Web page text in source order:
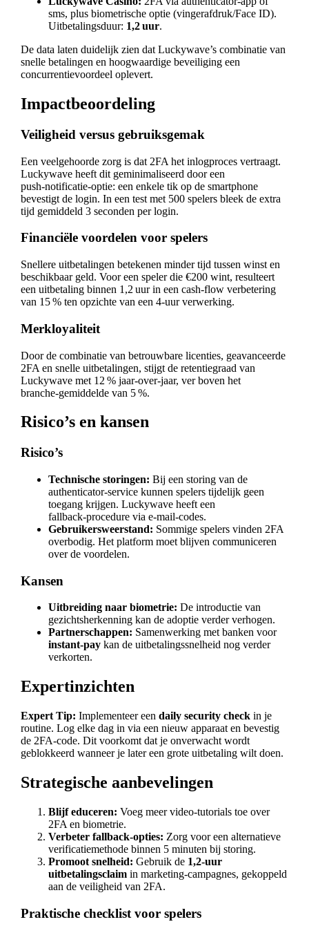
sms, plus biometrische optie (vingerafdruk/Face ID).
Uitbetalingsduur: 1,2 uur.
De data laten duidelijk zien dat Luckywave’s combinatie van
snelle betalingen en hoogwaardige beveiliging een
concurrentievoordeel oplevert.
Impactbeoordeling
Veiligheid versus gebruiksgemak
Een veelgehoorde zorg is dat 2FA het inlogproces vertraagt.
Luckywave heeft dit geminimaliseerd door een
push‑notificatie‑optie: een enkele tik op de smartphone
bevestigt de login. In een test met 500 spelers bleek de extra
tijd gemiddeld 3 seconden per login.
Financiële voordelen voor spelers
Snellere uitbetalingen betekenen minder tijd tussen winst en
beschikbaar geld. Voor een speler die €200 wint, resulteert
een uitbetaling binnen 1,2 uur in een cash‑flow verbetering
van 15 % ten opzichte van een 4‑uur verwerking.
Merkloyaliteit
Door de combinatie van betrouwbare licenties, geavanceerde
2FA en snelle uitbetalingen, stijgt de retentiegraad van
Luckywave met 12 % jaar‑over‑jaar, ver boven het
branche‑gemiddelde van 5 %.
Risico’s en kansen
Risico’s
Technische storingen: Bij een storing van de
authenticator‑service kunnen spelers tijdelijk geen
toegang krijgen. Luckywave heeft een
fallback‑procedure via e‑mail‑codes.
Gebruikersweerstand: Sommige spelers vinden 2FA
overbodig. Het platform moet blijven communiceren
over de voordelen.
Kansen
Uitbreiding naar biometrie: De introductie van
gezichtsherkenning kan de adoptie verder verhogen.
Partnerschappen: Samenwerking met banken voor
instant‑paykan de uitbetalingssnelheid nog verder
verkorten.
Expertinzichten
Expert Tip: Implementeer een daily security checkin je
routine. Log elke dag in via een nieuw apparaat en bevestig
de 2FA‑code. Dit voorkomt dat je onverwacht wordt
geblokkeerd wanneer je later een grote uitbetaling wilt doen.
Strategische aanbevelingen
Blijf educeren: Voeg meer video‑tutorials toe over
2FA en biometrie.
Verbeter fallback‑opties: Zorg voor een alternatieve
verificatiemethode binnen 5 minuten bij storing.
Promoot snelheid: Gebruik de 1,2‑uur
uitbetalingsclaimin marketing‑campagnes, gekoppeld
aan de veiligheid van 2FA.
Praktische checklist voor spelers